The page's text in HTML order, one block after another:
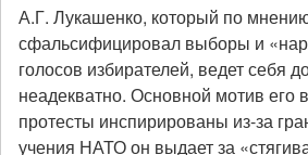
А.Г. Лукашенко, который по
сфальсифицировал выборы и
голосов избирателей, ведет себя
неадекватно. Основной мотив
протесты инспирированы из-за
учения НАТО он выдает за